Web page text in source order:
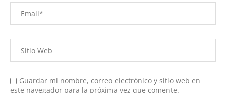
Guardar mi nombre, correo electrónico y sitio web en
este navegador para la próxima vez que comente.